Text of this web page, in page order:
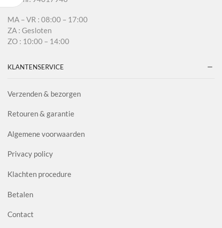
MA – VR : 08:00 – 17:00
ZA : Gesloten
ZO : 10:00 – 14:00
KLANTENSERVICE
Verzenden & bezorgen
Retouren & garantie
Algemene voorwaarden
Privacy policy
Klachten procedure
Betalen
Contact